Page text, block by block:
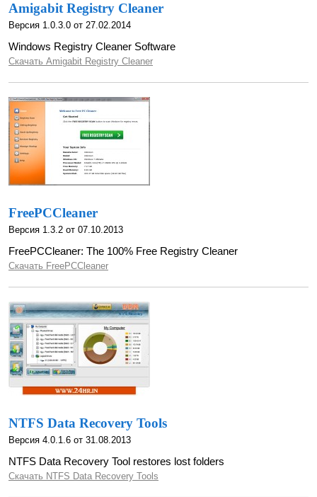
Amigabit Registry Cleaner
Версия 1.0.3.0 от 27.02.2014
Windows Registry Cleaner Software
Скачать Amigabit Registry Cleaner
FreePCCleaner
Версия 1.3.2 от 07.10.2013
FreePCCleaner: The 100% Free Registry Cleaner
Скачать FreePCCleaner
NTFS Data Recovery Tools
Версия 4.0.1.6 от 31.08.2013
NTFS Data Recovery Tool restores lost folders
Скачать NTFS Data Recovery Tools